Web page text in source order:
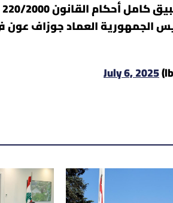
العماد جوزاف عون في
July 6, 2025